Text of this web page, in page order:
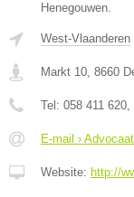
Henegouwen.
West-Vlaanderen
Markt 10, 8660
Tel: 058 411 620,
E-mail ›
Website: http://